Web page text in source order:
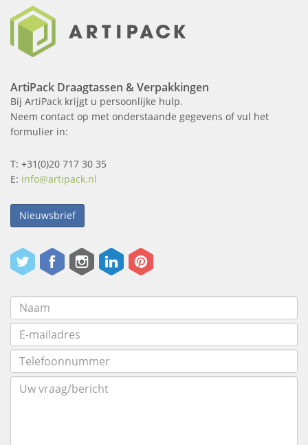
ArtiPack Draagtassen & Verpakkingen
Bij ArtiPack krijgt u persoonlijke hulp.
Neem contact op met onderstaande gegevens of vul het
formulier in:
T: +31(0)20 717 30 35
E: info@artipack.nl
Nieuwsbrief